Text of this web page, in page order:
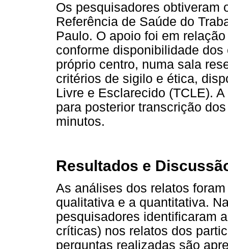
Os pesquisadores obtiveram
Referência de Saúde do
Paulo. O apoio foi em
conforme disponibilidade
próprio centro, numa sala
critérios de sigilo e ética,
Livre e Esclarecido (TCLE).
para posterior transcrição
minutos.
Resultados e
As análises dos relatos
qualitativa e a quantitativa.
pesquisadores identificaram
críticas) nos relatos dos
perguntas realizadas são